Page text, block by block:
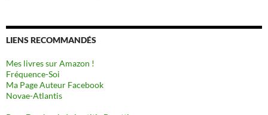
LIENS RECOMMANDÉS
Mes livres sur Amazon !
Fréquence-Soi
Ma Page Auteur Facebook
Novae-Atlantis